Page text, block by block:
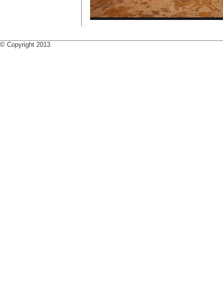
© Copyright 2013